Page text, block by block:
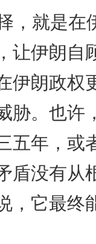
，就是
让伊朗自
伊朗政权
胁。也许
五年，或
盾没有从
，它最终